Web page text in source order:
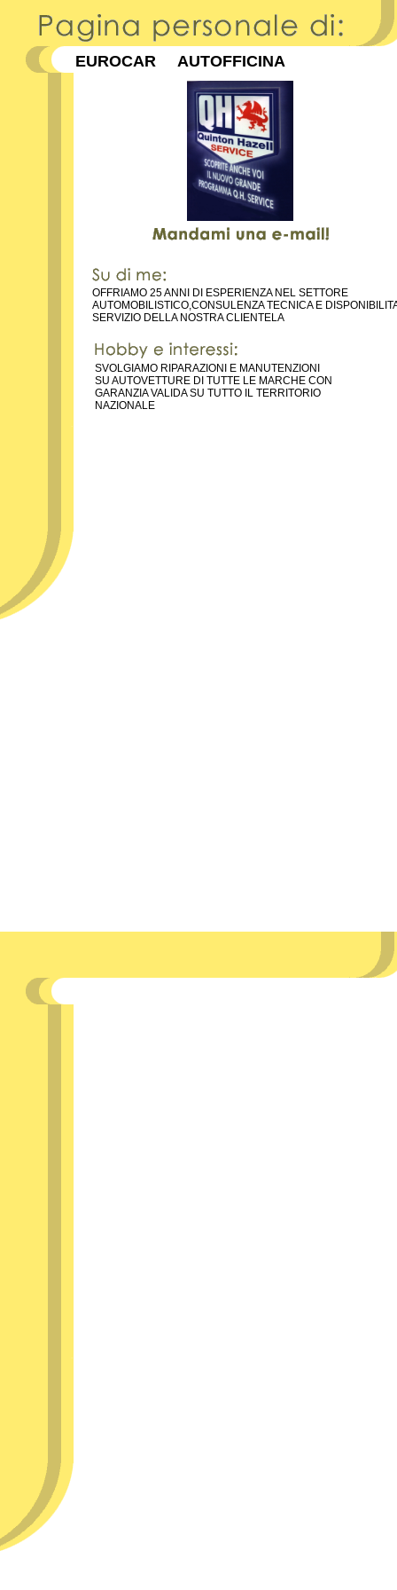
EUROCAR AUTOFFICINA
OFFRIAMO 25 ANNI DI ESPERIENZA NEL SETTORE
AUTOMOBILISTICO,CONSULENZA TECNICA E
SERVIZIO DELLA NOSTRA CLIENTELA
SVOLGIAMO RIPARAZIONI E MANUTENZIONI
SU AUTOVETTURE DI TUTTE LE MARCHE CON
GARANZIA VALIDA SU TUTTO IL TERRITORIO
NAZIONALE